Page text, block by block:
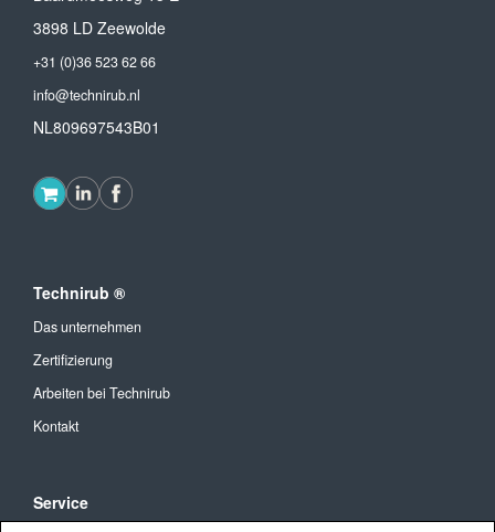
3898 LD Zeewolde
+31 (0)36 523 62 66
info@technirub.nl
NL809697543B01
Technirub ®
Das unternehmen
Zertifizierung
Arbeiten bei Technirub
Kontakt
Service